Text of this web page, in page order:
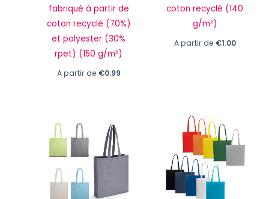
fabriqué à partir de
coton recyclé (70%)
et polyester (30%
rpet) (150 g/m²)
A partir de €0.99
coton recyclé (140
g/m²)
A partir de €1.00